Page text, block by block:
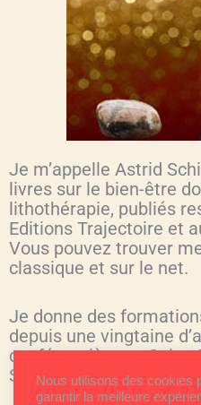
Je m’appelle Astrid
livres sur le bien-être
lithothérapie, publiés
Editions Trajectoire et
Vous pouvez trouver
classique et sur le net.
Je donne des
depuis une vingtaine
conférencière au Salon
Sainte-Marie-aux-
Nous utilisons des cookies
garantir la meilleure